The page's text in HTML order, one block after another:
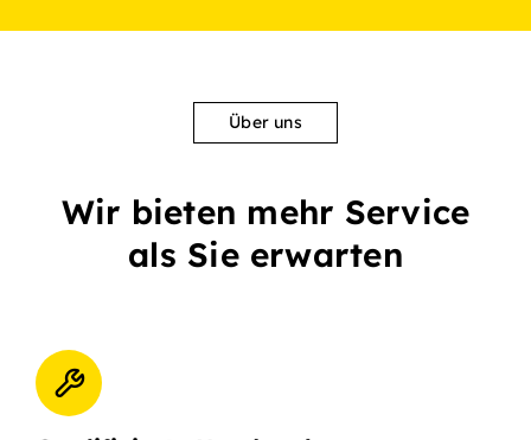
Über uns
Wir bieten mehr Service
als Sie erwarten